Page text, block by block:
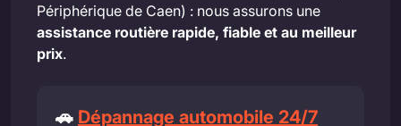
Périphérique de Caen) : nous assurons une
assistance routière rapide, fiable et au meilleur
prix.
🚗 Dépannage automobile 24/7